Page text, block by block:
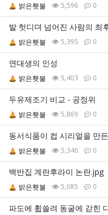
밝은횃불 5,596 0
발 헛디뎌 넘어진 사람의 최
밝은횃불 5,395 0
연대생의 인성
밝은횃불 5,403 0
두유제조기 비교 - 공정위
밝은횃불 5,869 0
동서식품이 컵 시리얼을 만
밝은횃불 5,346 0
백반집 계란후라이 논란.jpg
밝은횃불 5,085 0
파도에 휩쓸려 동굴에 갇힌